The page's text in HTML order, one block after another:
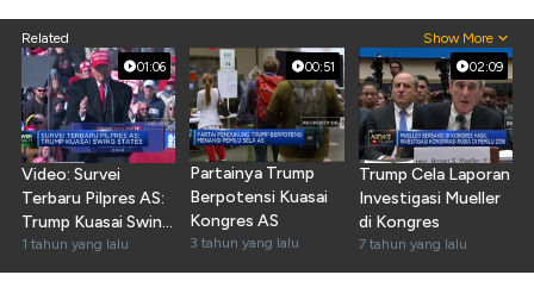
Related Show More
01:06
Video: Survei
Terbaru Pilpres AS:
Trump Kuasai Swing
States
1 tahun yang lalu
00:51
Partainya Trump
Berpotensi Kuasai
Kongres AS
3 tahun yang lalu
02:09
Trump Cela Laporan
Investigasi Mueller
di Kongres
7 tahun yang lalu